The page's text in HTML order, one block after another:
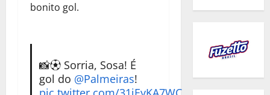
bonito gol.
📸⚽ Sorria, Sosa! É
gol do @Palmeiras!